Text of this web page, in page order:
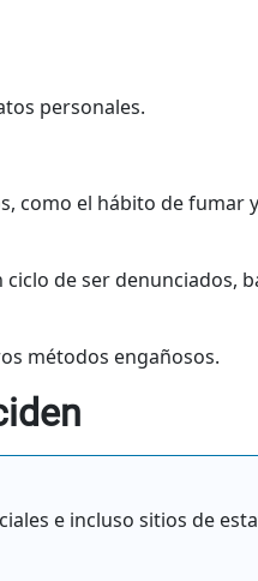
personales.
como el hábito de fumar
de ser denunciados,
métodos engañosos.
e incluso sitios de